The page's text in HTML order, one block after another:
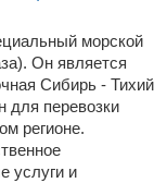
морской
Он является
Сибирь - Тихий
для перевозки
регионе.
услуги и